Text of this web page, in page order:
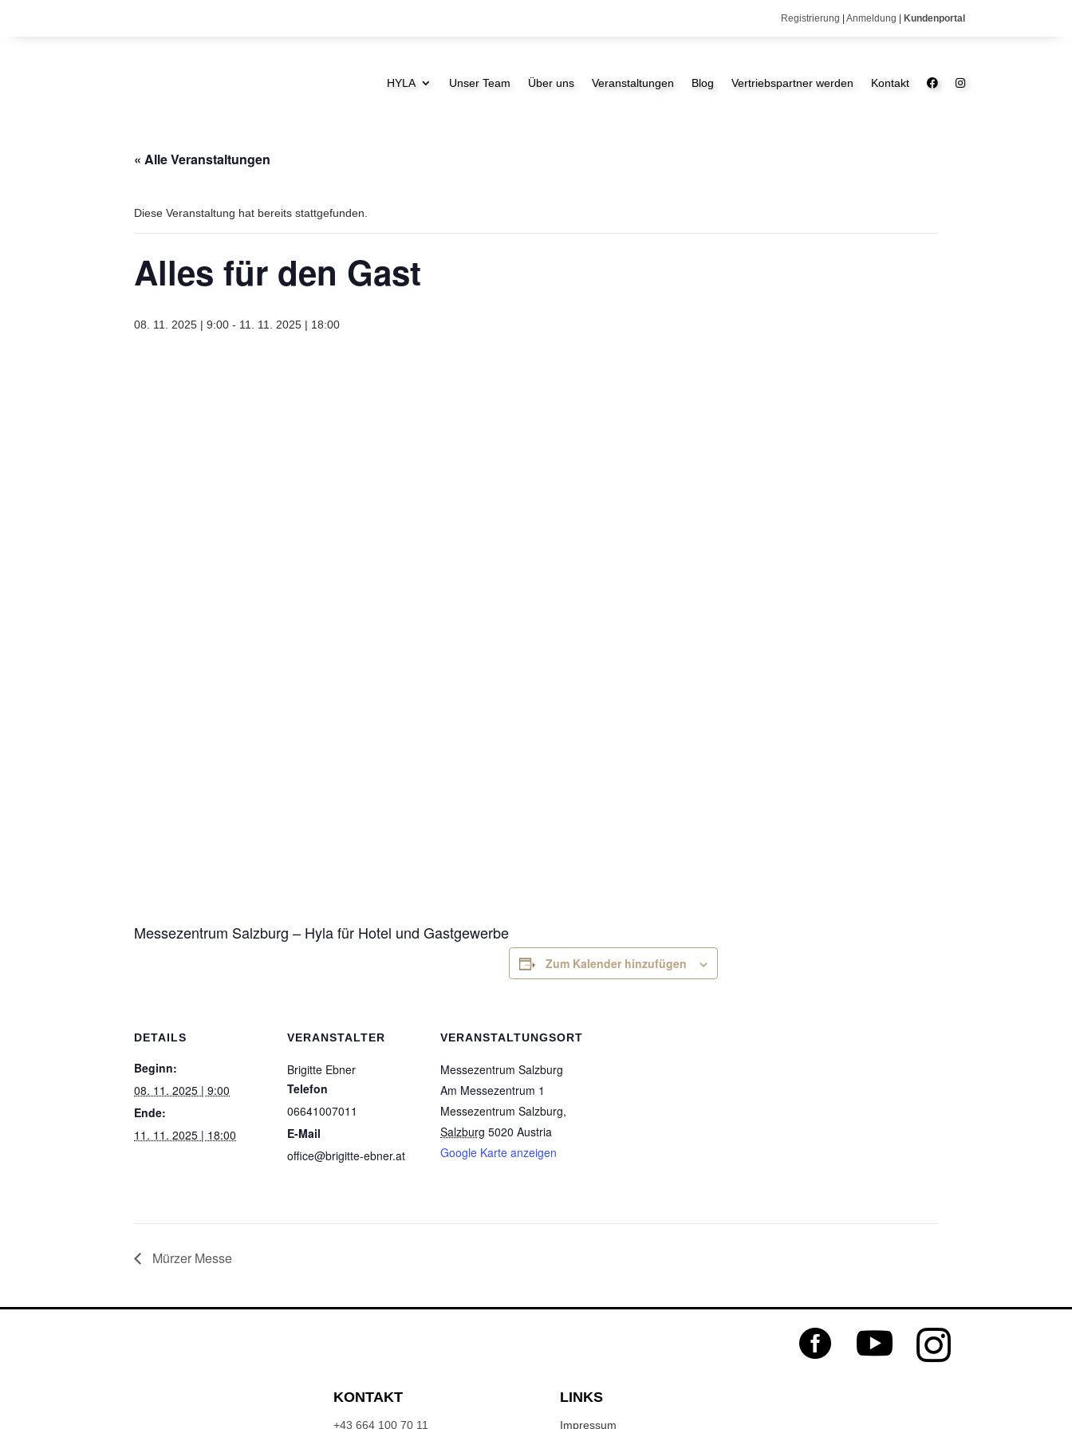
Registrierung Anmeldung Kundenportal
HYLA Unser Team Über uns Veranstaltungen Blog Vertriebspartner werden Kontakt
« Alle Veranstaltungen
Diese Veranstaltung hat bereits stattgefunden.
Alles für den Gast
08. 11. 2025 | 9:00 - 11. 11. 2025 | 18:00
Messezentrum Salzburg – Hyla für Hotel und Gastgewerbe
Zum Kalender hinzufügen
DETAILS
Beginn:
08. 11. 2025 | 9:00
Ende:
11. 11. 2025 | 18:00
VERANSTALTER
Brigitte Ebner
Telefon
06641007011
E-Mail
office@brigitte-ebner.at
VERANSTALTUNGSORT
Messezentrum Salzburg
Am Messezentrum 1
Messezentrum Salzburg,
Salzburg 5020 Austria
Google Karte anzeigen
Mürzer Messe
  
KONTAKT
+43 664 100 70 11
LINKS
Impressum